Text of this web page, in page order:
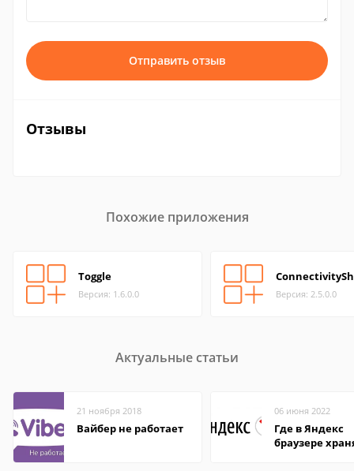
Отправить отзыв
Отзывы
Похожие приложения
Toggle
Версия: 1.6.0.0 Версия: 2.5.0.0
Актуальные статьи
21 ноября 2018
Вайбер не работает
06 июня 2022
Где в Яндекс
браузере